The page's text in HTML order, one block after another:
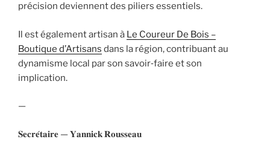
précision deviennent des piliers essentiels.
Il est également artisan à Le Coureur De Bois –
Boutique d’Artisans dans la région, contribuant au
dynamisme local par son savoir‑faire et son
implication.
—
𝐒𝐞𝐜𝐫𝐞́𝐭𝐚𝐢𝐫𝐞 — 𝐘𝐚𝐧𝐧𝐢𝐜𝐤 𝐑𝐨𝐮𝐬𝐬𝐞𝐚𝐮